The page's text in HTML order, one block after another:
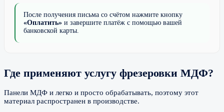
После получения письма со счётом нажмите кнопку
«Оплатить» и завершите платёж с помощью вашей
банковской карты.
Где применяют услугу фрезеровки МДФ?
Панели МДФ и легко и просто обрабатывать, поэтому этот
материал распространен в производстве.